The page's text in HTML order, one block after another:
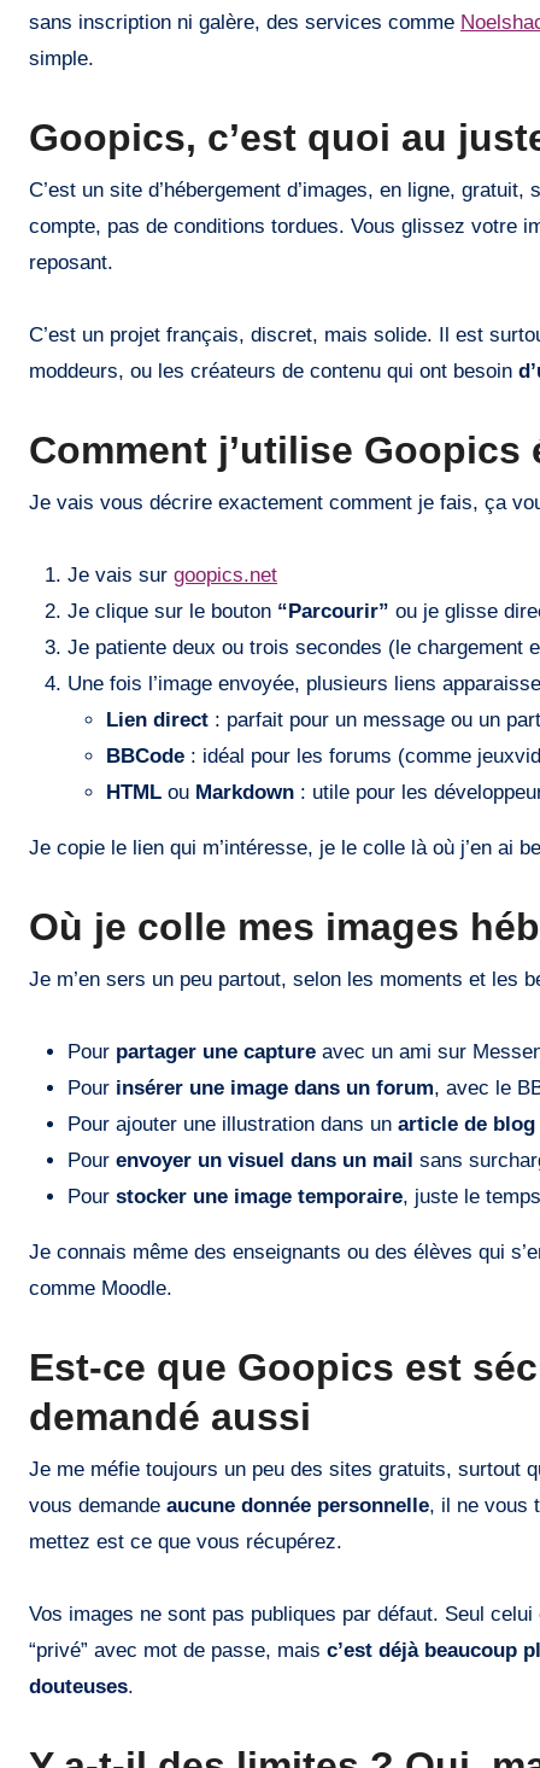
sans inscription ni galère, des services comme
simple.
Goopics, c’est quoi au
C’est un site d’hébergement d’images, en ligne,
compte, pas de conditions tordues. Vous glissez votre
reposant.
C’est un projet français, discret, mais solide. Il est
moddeurs, ou les créateurs de contenu qui ont besoin
Comment j’utilise Goopics
Je vais vous décrire exactement comment je fais, ça
Je vais sur goopics.net
Je clique sur le bouton “Parcourir” ou je glisse
Je patiente deux ou trois secondes (le chargement
Une fois l’image envoyée, plusieurs liens
Lien direct : parfait pour un message ou un
BBCode : idéal pour les forums (comme
HTML ou Markdown : utile pour les
Je copie le lien qui m’intéresse, je le colle là où j’en ai
Où je colle mes images
Je m’en sers un peu partout, selon les moments et les
Pour partager une capture avec un ami sur
Pour insérer une image dans un forum, avec le
Pour ajouter une illustration dans un article de blog
Pour envoyer un visuel dans un mail sans
Pour stocker une image temporaire, juste le
Je connais même des enseignants ou des élèves qui
comme Moodle.
Est-ce que Goopics est
demandé aussi
Je me méfie toujours un peu des sites gratuits, surtout
vous demande aucune donnée personnelle, il ne vous
mettez est ce que vous récupérez.
Vos images ne sont pas publiques par défaut. Seul
“privé” avec mot de passe, mais c’est déjà beaucoup
douteuses.